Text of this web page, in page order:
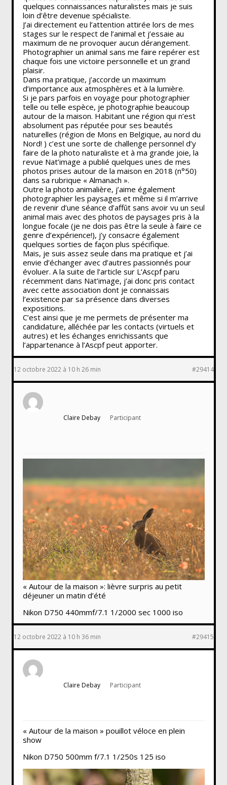
quelques connaissances naturalistes mais je suis
loin d’être devenue spécialiste.
J’ai directement eu l’attention attirée lors de mes
stages sur le respect de l’animal et j’essaie au
maximum de ne provoquer aucun dérangement.
Photographier un animal sans me faire repérer est
chaque fois une victoire personnelle et un grand
plaisir.
Dans ma pratique, j’accorde un maximum
d’importance aux atmosphères et à la lumière.
Si je pars parfois en voyage pour photographier
telle ou telle espèce, je photographie beaucoup
autour de la maison. Habitant une région qui n’est
absolument pas réputée pour ses beautés
naturelles (région de Mons en Belgique, au nord du
Nord! ) c’est une sorte de challenge personnel d’y
faire de la photo naturaliste et à ma grande joie, la
revue Nat’image a publié quelques unes de mes
photos prises autour de la maison en 2018 (n°50)
dans sa rubrique « Almanach ».
Outre la photo animalière, j’aime également
photographier les paysages et même si il m’arrive
de revenir d’une séance d’affût sans avoir vu un seul
animal mais avec des photos de paysages pris à la
longue focale (je ne dois pas être la seule à faire ce
genre d’expérience!), j’y consacre également
quelques sorties de façon plus spécifique.
Mais, je suis assez seule dans ma pratique et j’ai
envie d’échanger avec d’autres passionnés pour
évoluer. A la suite de l’article sur L’Ascpf paru
récemment dans Nat’image, j’ai donc pris contact
avec cette association dont je connaissais
l’existence par sa présence dans diverses
expositions.
C’est ainsi que je me permets de présenter ma
candidature, alléchée par les contacts (virtuels et
autres) et les échanges enrichissants que
l’appartenance à l’Ascpf peut apporter.
12 octobre 2022 à 10 h 26 min #29414
Claire Debay Participant
« Autour de la maison »: lièvre surpris au petit
déjeuner un matin d’été
Nikon D750 440mmf/7.1 1/2000 sec 1000 iso
12 octobre 2022 à 10 h 36 min #29415
Claire Debay Participant
« Autour de la maison » pouillot véloce en plein
show
Nikon D750 500mm f/7.1 1/250s 125 iso